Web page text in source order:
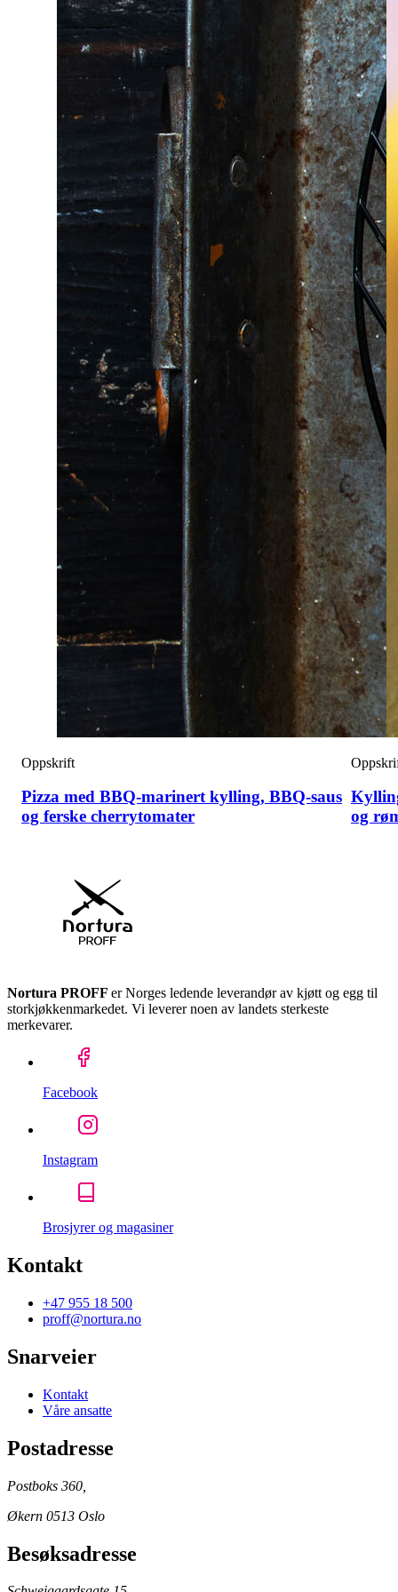
Oppskrift
Pizza med BBQ-marinert kylling, BBQ-saus
og ferske cherrytomater
og
Nortura PROFF er Norges ledende leverandør av kjøtt og egg til
storkjøkkenmarkedet. Vi leverer noen av landets sterkeste
merkevarer.
Facebook
Instagram
Brosjyrer og magasiner
Kontakt
+47 955 18 500
proff@nortura.no
Snarveier
Kontakt
Våre ansatte
Postadresse
Postboks 360,
Økern 0513 Oslo
Besøksadresse